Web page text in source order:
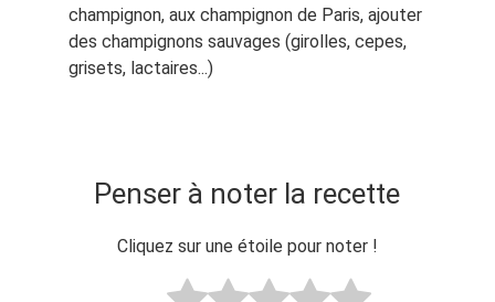
champignon, aux champignon de Paris, ajouter
des champignons sauvages (girolles, cepes,
grisets, lactaires...)
Penser à noter la recette
Cliquez sur une étoile pour noter !